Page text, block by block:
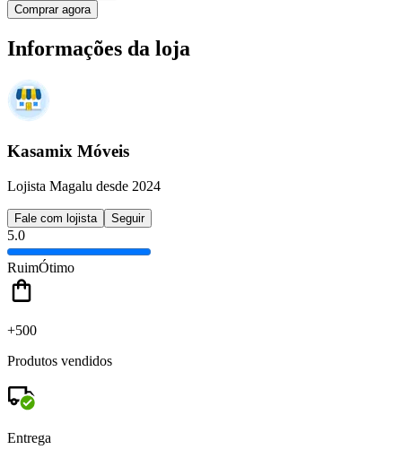
Comprar agora
Informações da loja
Kasamix Móveis
Lojista Magalu desde 2024
Fale com lojista Seguir
5.0
RuimÓtimo
+500
Produtos vendidos
Entrega